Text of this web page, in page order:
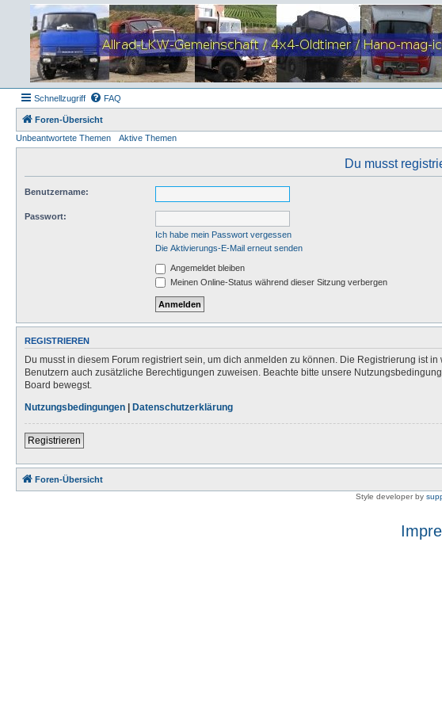
Schnellzugriff FAQ
Foren-Übersicht
Unbeantwortete Themen
Aktive Themen
Du musst
Benutzername:
Passwort:
Ich habe mein Passwort vergessen
Die Aktivierungs-E-Mail erneut senden
Angemeldet bleiben
Meinen Online-Status während dieser Sitzung verbergen
REGISTRIEREN
Du musst in diesem Forum registriert sein, um dich anmelden zu können. Die Registrierung ist
Benutzern auch zusätzliche Berechtigungen zuweisen. Beachte bitte unsere
Board bewegst.
Nutzungsbedingungen | Datenschutzerklärung
Registrieren
Foren-Übersicht
Style developer by